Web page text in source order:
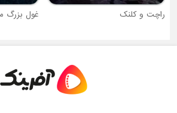
راچت و کلنک غول بزرگ